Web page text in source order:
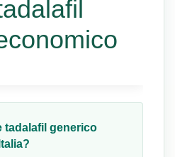
tadalafil generico